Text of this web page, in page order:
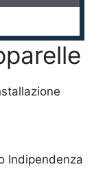
Indipendenza